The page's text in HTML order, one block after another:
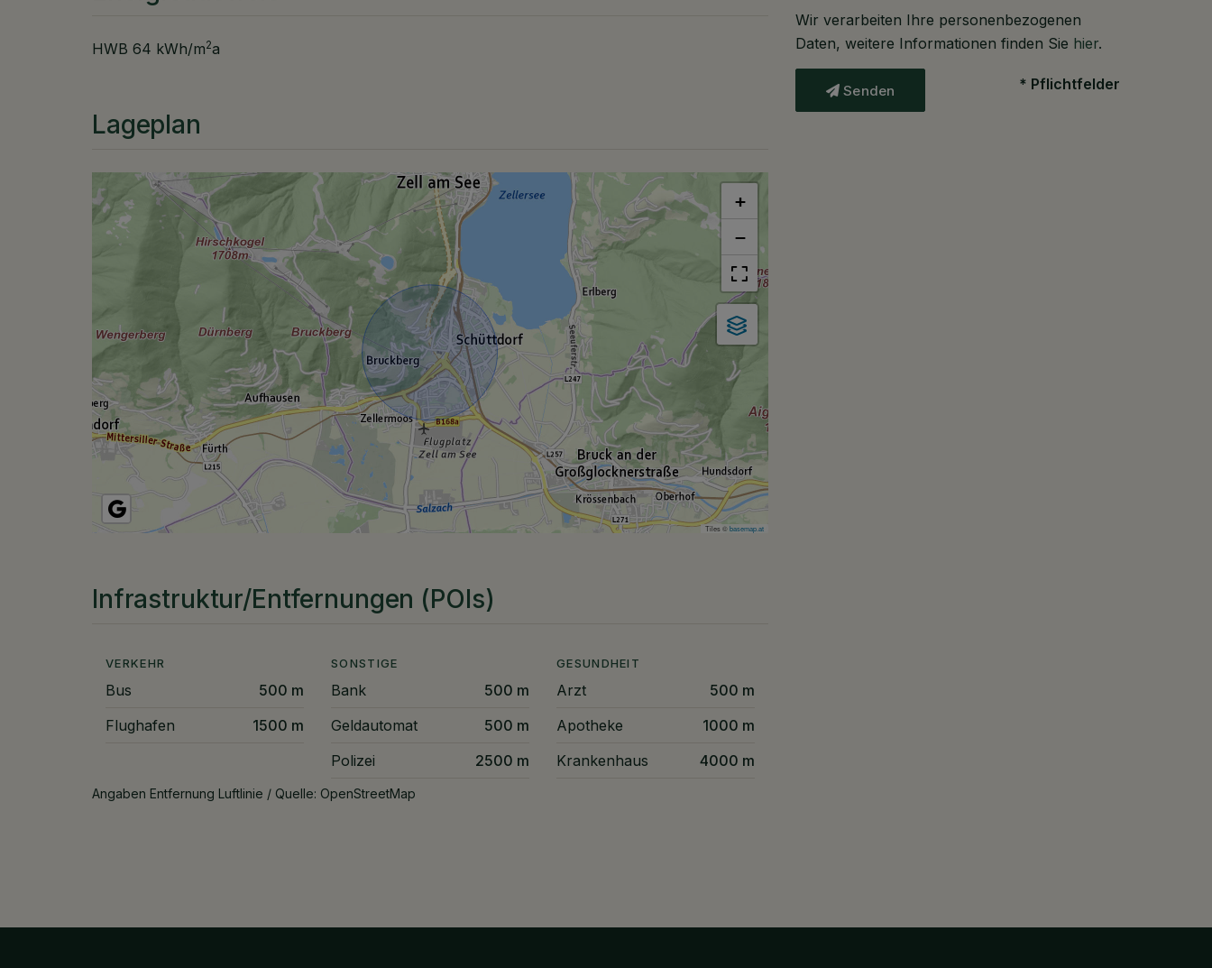
HWB 64 kWh/m2a
Lageplan
+
−
Tiles ©basemap.at
Infrastruktur/Entfernungen (POIs)
VERKEHR
Bus
500 m
Flughafen
1500 m
SONSTIGE
Bank
500 m
Geldautomat
500 m
Polizei
2500 m
GESUNDHEIT
Arzt
500 m
Apotheke
1000 m
Krankenhaus
4000 m
Angaben Entfernung Luftlinie / Quelle: OpenStreetMap
Wir verarbeiten Ihre personenbezogenen
Daten, weitere Informationen finden Sie hier.
Senden * Pflichtfelder